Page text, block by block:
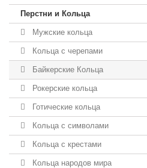
Перстни и Кольца
Мужские кольца
Кольца с черепами
Байкерские Кольца
Рокерские кольца
Готические кольца
Кольца с символами
Кольца с крестами
Кольца народов мира